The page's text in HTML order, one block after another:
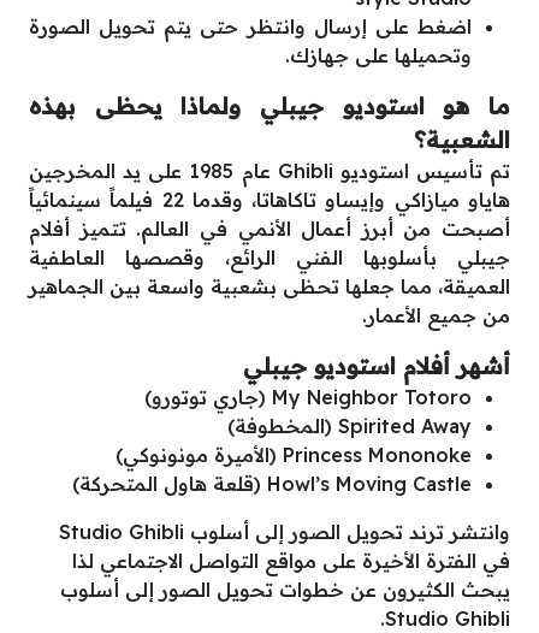
اضغط على إرسال وانتظر حتى يتم تحويل الصورة
وتحميلها على جهازك.
ما هو استوديو جيبلي ولماذا يحظى بهذه
الشعبية؟
تم تأسيس استوديو Ghibli عام 1985 على يد المخرجين
هاياو ميازاكي وإيساو تاكاهاتا، وقدما 22 فيلماً سينمائياً
أصبحت من أبرز أعمال الأنمي في العالم. تتميز أفلام
جيبلي بأسلوبها الفني الرائع، وقصصها العاطفية
العميقة، مما جعلها تحظى بشعبية واسعة بين الجماهير
من جميع الأعمار.
أشهر أفلام استوديو جيبلي
My Neighbor Totoro (جاري توتورو)
Spirited Away (المخطوفة)
Princess Mononoke (الأميرة مونونوكي)
Howl’s Moving Castle (قلعة هاول المتحركة)
وانتشر ترند تحويل الصور إلى أسلوب Studio Ghibli
في الفترة الأخيرة على مواقع التواصل الاجتماعي لذا
يبحث الكثيرون عن خطوات تحويل الصور إلى أسلوب
Studio Ghibli.